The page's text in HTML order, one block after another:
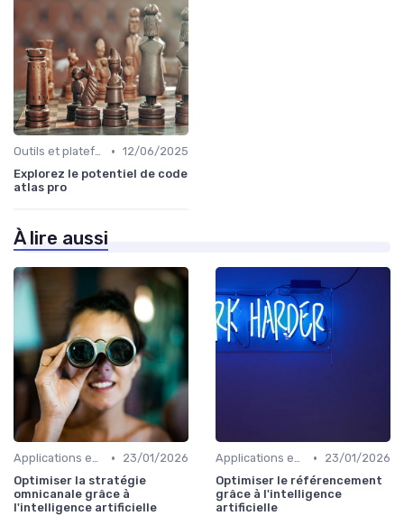
Outils et plateformes • 12/06/2025
Explorez le potentiel de code
atlas pro
À lire aussi
Applications en entreprise •
23/01/2026
Optimiser la stratégie
omnicanale grâce à
l'intelligence artificielle
Applications en entreprise •
23/01/2026
Optimiser le référencement
grâce à l'intelligence
artificielle